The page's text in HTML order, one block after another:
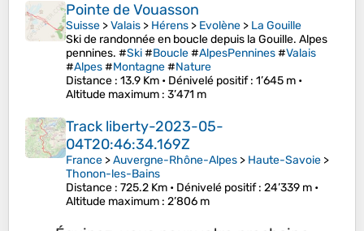
Pointe de Vouasson
Suisse >Valais > Hérens > Evolène > La Gouille
Ski de randonnée en boucle depuis la Gouille. Alpes
pennines. #Ski#Boucle#AlpesPennines#Valais
#Alpes#Montagne#Nature
Distance : 13.9 Km • Dénivelé positif: 1’645 m •
Altitude maximum : 3’471 m
Track liberty-2023-05-
04T20:46:34.169Z
France >Auvergne-Rhône-Alpes > Haute-Savoie >
Thonon-les-Bains
Distance : 725.2 Km • Dénivelé positif: 24’339 m •
Altitude maximum : 2’806 m